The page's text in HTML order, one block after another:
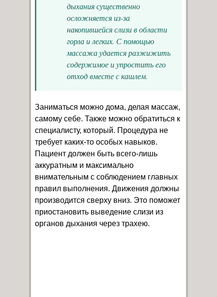
дыхания существенно
осложняется из-за
накопившейся слизи в области
горла и легких. С помощью
массажа удается разжижить
содержимое и упростить его
отход вместе с кашлем.
Заниматься можно дома, делая массаж,
самому себе. Также можно обратиться к
специалисту, который. Процедура не
требует каких-то особых навыков.
Пациент должен быть всего-лишь
аккуратным и максимально
внимательным с соблюдением главных
правил выполнения. Движения должны
производится сверху вниз. Это поможет
приостановить выведение слизи из
органов дыхания через трахею.